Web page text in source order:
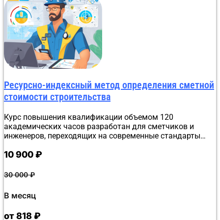
информация о нём регистрируется в ФРДО.
Ресурсно-индексный метод определения сметной
стоимости строительства
Курс повышения квалификации объемом 120
академических часов разработан для сметчиков и
инженеров, переходящих на современные стандарты
дистанционном формате в Донецке. Программа
техническую базу, методики применения сметных норм
внимание уделено практическим навыкам:
формированию локальных смет в системе WIZZARD и
отработке алгоритмов в ГРАНД-Смета. Итоговая
10 900₽
30 000₽
В месяц
от 818 ₽